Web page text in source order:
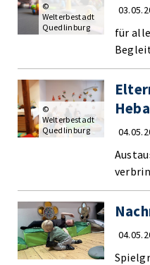
für
©
Welterbestadt
Quedlinburg
©
Welterbestadt
Quedlinburg